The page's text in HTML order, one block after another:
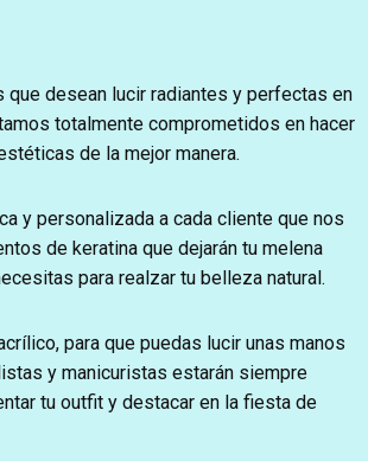
desean lucir radiantes y perfectas en
totalmente comprometidos en hacer
de la mejor manera.
y personalizada a cada cliente que nos
de keratina que dejarán tu melena
para realzar tu belleza natural.
para que puedas lucir unas manos
y manicuristas estarán siempre
tu outfit y destacar en la fiesta de